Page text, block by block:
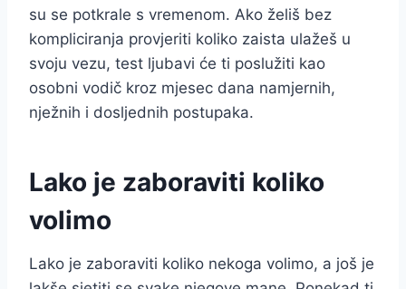
su se potkrale s vremenom. Ako želiš bez
kompliciranja provjeriti koliko zaista ulažeš u
svoju vezu, test ljubavi će ti poslužiti kao
osobni vodič kroz mjesec dana namjernih,
nježnih i dosljednih postupaka.
Lako je zaboraviti koliko
volimo
Lako je zaboraviti koliko nekoga volimo, a još je